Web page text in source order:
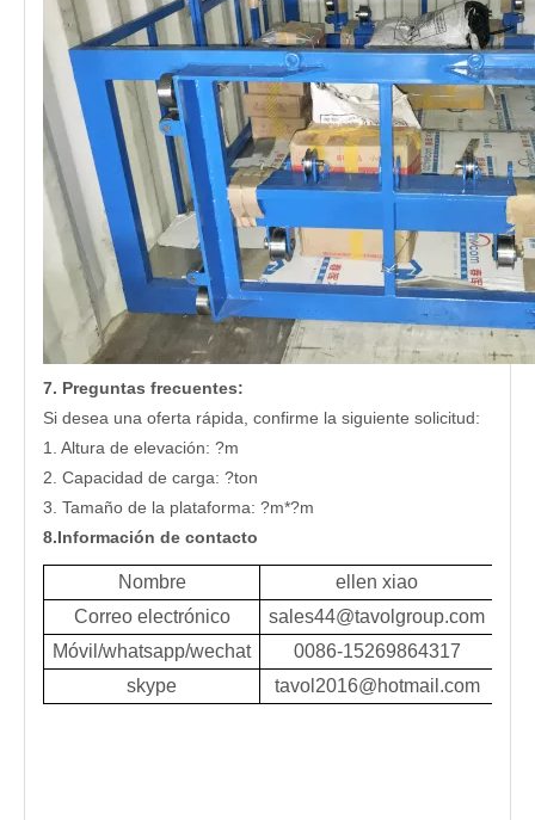
7. Preguntas frecuentes:
Si desea una oferta rápida, confirme la siguiente solicitud:
1. Altura de elevación: ?m
2. Capacidad de carga: ?ton
3. Tamaño de la plataforma: ?m*?m
8.Información de contacto
Nombre
ellen xiao
Correo electrónico
sales44@tavolgroup.com
Móvil/whatsapp/wechat
0086-15269864317
skype
tavol2016@hotmail.com